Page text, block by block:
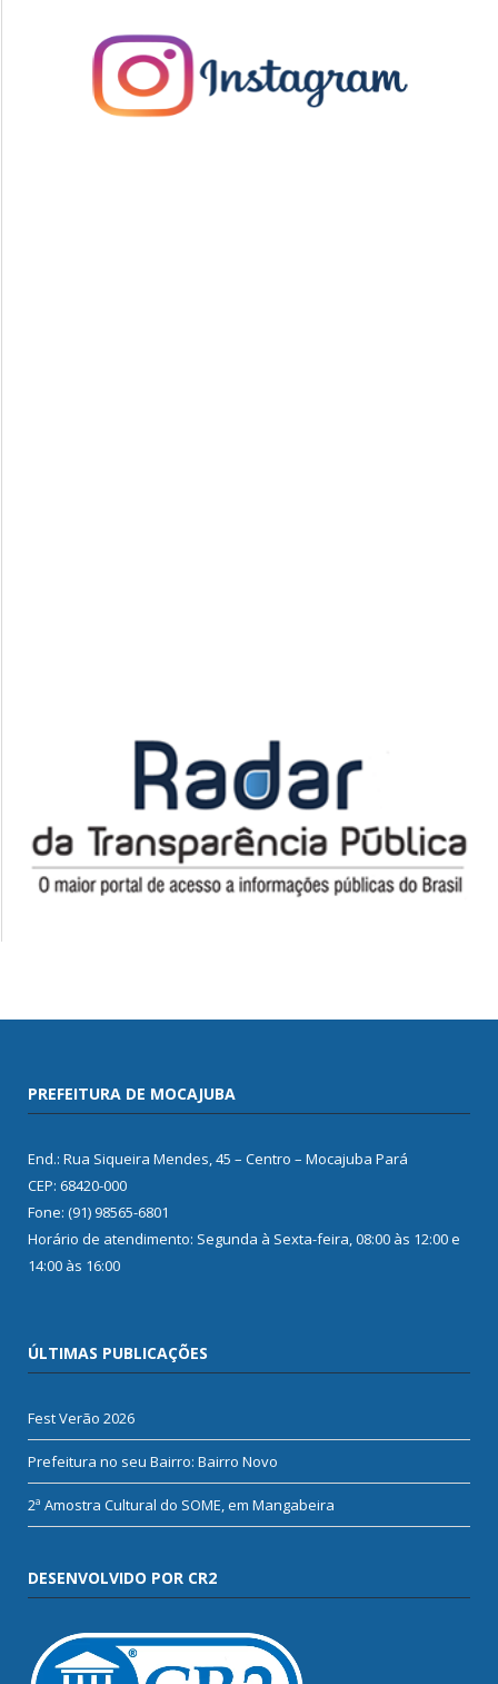
PREFEITURA DE MOCAJUBA
End.: Rua Siqueira Mendes, 45 – Centro – Mocajuba Pará
CEP: 68420-000
Fone: (91) 98565-6801
Horário de atendimento: Segunda à Sexta-feira, 08:00 às 12:00 e
14:00 às 16:00
ÚLTIMAS PUBLICAÇÕES
Fest Verão 2026
Prefeitura no seu Bairro: Bairro Novo
2ª Amostra Cultural do SOME, em Mangabeira
DESENVOLVIDO POR CR2